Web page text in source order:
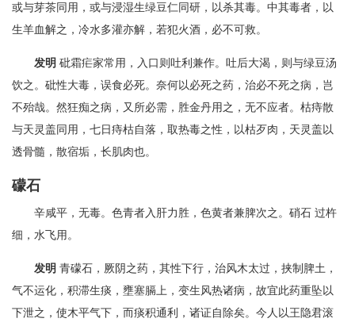
或与芽茶同用，或与浸湿生绿豆仁同研，以杀其毒。中其毒者，以
生羊血解之，冷水多灌亦解，若犯火酒，必不可救。
发明 砒霜疟家常用，入口则吐利兼作。吐后大渴，则与绿豆汤
饮之。砒性大毒，误食必死。奈何以必死之药，治必不死之病，岂
不殆哉。然狂痴之病，又所必需，胜金丹用之，无不应者。枯痔散
与天灵盖同用，七日痔枯自落，取热毒之性，以枯歹肉，天灵盖以
透骨髓，散宿垢，长肌肉也。
礞石
辛咸平，无毒。色青者入肝力胜，色黄者兼脾次之。硝石 过杵
细，水飞用。
发明 青礞石，厥阴之药，其性下行，治风木太过，挟制脾土，
气不运化，积滞生痰，壅塞膈上，变生风热诸病，故宜此药重坠以
下泄之，使木平气下，而痰积通利，诸证自除矣。今人以王隐君滚